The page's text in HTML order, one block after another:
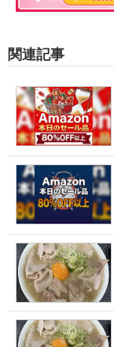
関連記事